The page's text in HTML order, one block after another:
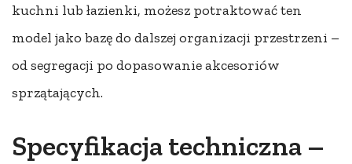
kuchni lub łazienki, możesz potraktować ten
model jako bazę do dalszej organizacji przestrzeni –
od segregacji po dopasowanie akcesoriów
sprzątających.
Specyfikacja techniczna –